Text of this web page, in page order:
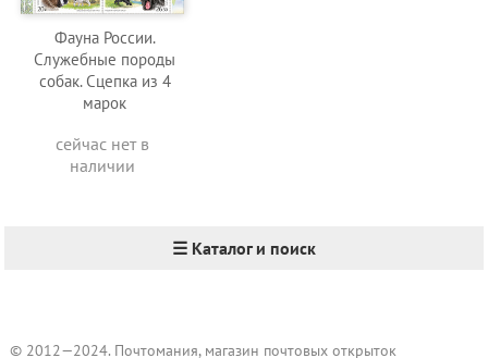
Фауна России.
Служебные породы
собак. Сцепка из 4
марок
сейчас нет в
наличии
☰ Каталог и поиск
© 2012—2024. Почтомания, магазин почтовых открыток